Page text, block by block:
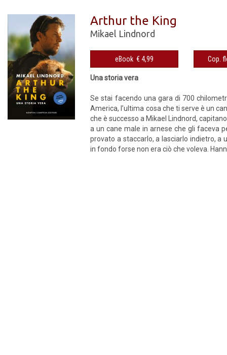
Arthur the King
Mikael Lindnord
eBook € 4,99
Una storia vera
Se stai facendo una gara di 700
America, l’ultima cosa che ti serve è un
che è successo a Mikael Lindnord,
a un cane male in arnese che gli faceva
provato a staccarlo, a lasciarlo indietro, a
in fondo forse non era ciò che voleva.